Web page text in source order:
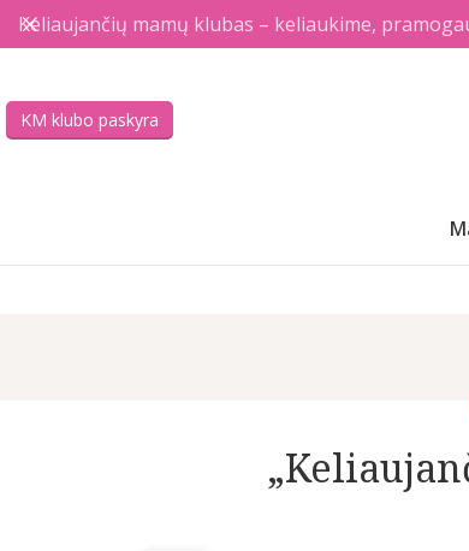
KM klubo paskyra
Keliaujančių mamų klubas – keliaukime,